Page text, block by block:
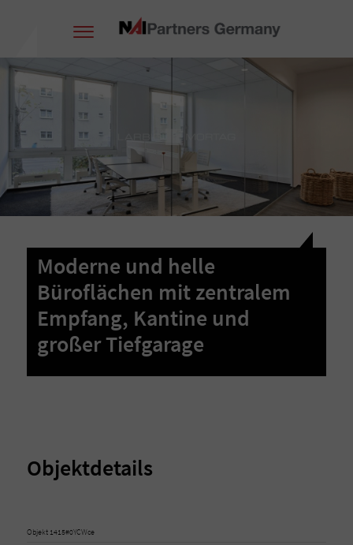
Moderne und helle
Büroflächen mit zentralem
Empfang, Kantine und
großer Tiefgarage
Objektdetails
Objekt 1415#0YCWce